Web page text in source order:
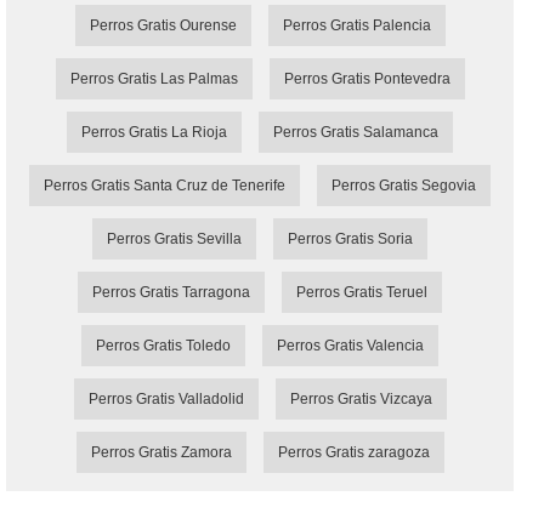
Perros Gratis Ourense Perros Gratis Palencia
Perros Gratis Las Palmas Perros Gratis Pontevedra
Perros Gratis La Rioja Perros Gratis Salamanca
Perros Gratis Santa Cruz de Tenerife Perros Gratis Segovia
Perros Gratis Sevilla Perros Gratis Soria
Perros Gratis Tarragona Perros Gratis Teruel
Perros Gratis Toledo Perros Gratis Valencia
Perros Gratis Valladolid Perros Gratis Vizcaya
Perros Gratis Zamora Perros Gratis zaragoza